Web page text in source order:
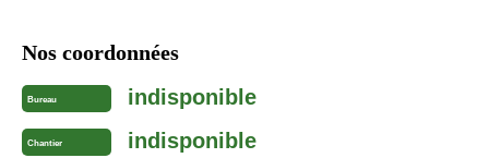
Nos coordonnées
Bureau indisponible
Chantier indisponible